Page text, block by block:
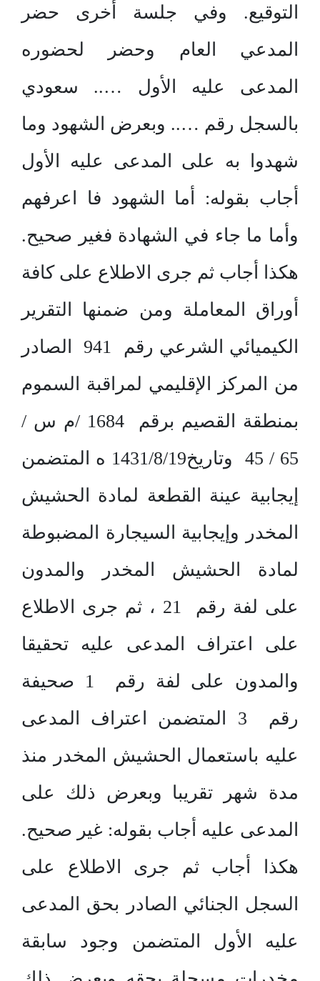
التوقيع. وفي جلسة أخرى حضر
المدعي العام وحضر لحضوره
المدعى عليه الأول ….. سعودي
بالسجل رقم ….. وبعرض الشهود وما
شهدوا به على المدعى عليه الأول
أجاب بقوله: أما الشهود فا اعرفهم
وأما ما جاء في الشهادة فغير صحيح.
هكذا أجاب ثم جرى الاطلاع على كافة
أوراق المعاملة ومن ضمنها التقرير
الكيميائي الشرعي رقم 941 الصادر
من المركز الإقليمي لمراقبة السموم
بمنطقة القصيم برقم 1684 /م س /
65 / 45 وتاريخ1431/8/19 ه المتضمن
إيجابية عينة القطعة لمادة الحشيش
المخدر وإيجابية السيجارة المضبوطة
لمادة الحشيش المخدر والمدون
على لفة رقم 21 ، ثم جرى الاطلاع
على اعتراف المدعى عليه تحقيقا
والمدون على لفة رقم 1 صحيفة
رقم 3 المتضمن اعتراف المدعى
عليه باستعمال الحشيش المخدر منذ
مدة شهر تقريبا وبعرض ذلك على
المدعى عليه أجاب بقوله: غير صحيح.
هكذا أجاب ثم جرى الاطلاع على
السجل الجنائي الصادر بحق المدعى
عليه الأول المتضمن وجود سابقة